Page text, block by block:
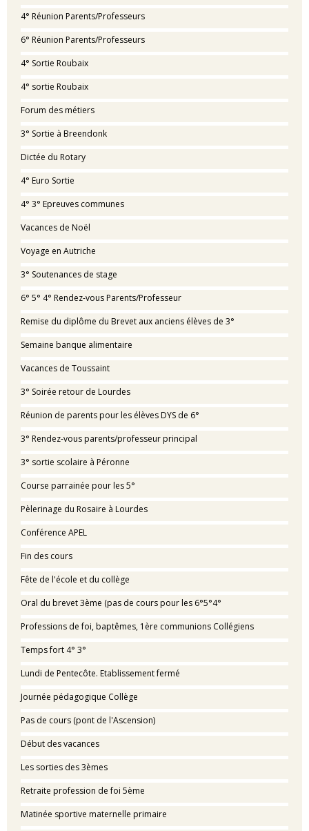
4° Réunion Parents/Professeurs
6° Réunion Parents/Professeurs
4° Sortie Roubaix
4° sortie Roubaix
Forum des métiers
3° Sortie à Breendonk
Dictée du Rotary
4° Euro Sortie
4° 3° Epreuves communes
Vacances de Noël
Voyage en Autriche
3° Soutenances de stage
6° 5° 4° Rendez-vous Parents/Professeur
Remise du diplôme du Brevet aux anciens élèves de 3°
Semaine banque alimentaire
Vacances de Toussaint
3° Soirée retour de Lourdes
Réunion de parents pour les élèves DYS de 6°
3° Rendez-vous parents/professeur principal
3° sortie scolaire à Péronne
Course parrainée pour les 5°
Pèlerinage du Rosaire à Lourdes
Conférence APEL
Fin des cours
Fête de l'école et du collège
Oral du brevet 3ème (pas de cours pour les 6°5°4°
Professions de foi, baptêmes, 1ère communions Collégiens
Temps fort 4° 3°
Lundi de Pentecôte. Etablissement fermé
Journée pédagogique Collège
Pas de cours (pont de l'Ascension)
Début des vacances
Les sorties des 3èmes
Retraite profession de foi 5ème
Matinée sportive maternelle primaire